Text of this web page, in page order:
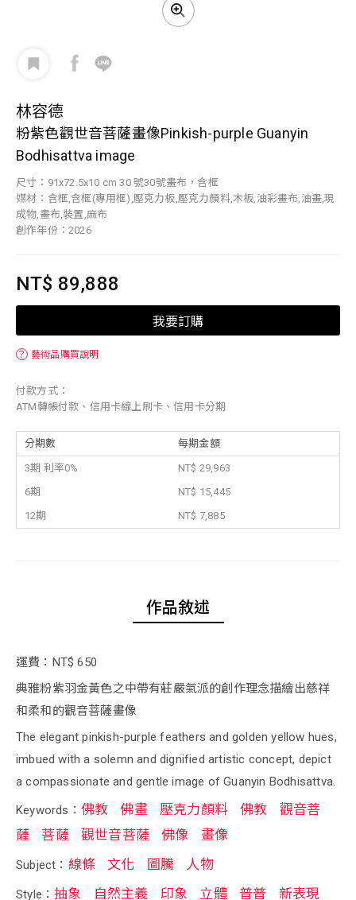
林容德
粉紫色觀世音菩薩畫像Pinkish-purple Guanyin
Bodhisattva image
尺寸：91x72.5x10 cm 30 號30號畫布，含框
媒材：含框,含框(專用框),壓克力板,壓克力顏料,木板,油彩畫布,油畫,現
成物,畫布,裝置,麻布
創作年份：2026
NT$ 89,888
我要訂購
？ 藝術品購買說明
付款方式：
ATM轉帳付款、信用卡線上刷卡、信用卡分期
分期數 每期金額
3期 利率0%
NT$ 29,963
6期
NT$ 15,445
12期
NT$ 7,885
作品敘述
運費：NT$ 650
典雅粉紫羽金黃色之中帶有莊嚴氣派的創作理念描繪出慈祥
和柔和的觀音菩薩畫像
The elegant pinkish-purple feathers and golden yellow hues,
imbued with a solemn and dignified artistic concept, depict
a compassionate and gentle image of Guanyin Bodhisattva.
Keywords： 佛教 佛畫 壓克力顏料 佛教
觀音菩
薩
菩薩 觀世音菩薩 佛像 畫像
Subject： 線條 文化 圖騰 人物
Style：抽象 自然主義 印象 立體 普普
新表現